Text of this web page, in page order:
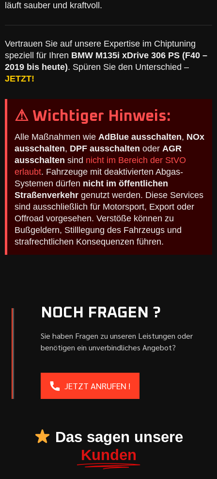
läuft sauber und kraftvoll.
Vertrauen Sie auf unsere Expertise im Chiptuning
speziell für Ihren BMW M135i xDrive 306 PS (F40 –
2019 bis heute). Spüren Sie den Unterschied –
JETZT!
⚠ Wichtiger Hinweis:
Alle Maßnahmen wie AdBlue ausschalten, NOx
ausschalten, DPF ausschalten oder AGR
ausschalten sind nicht im Bereich der StVO
erlaubt. Fahrzeuge mit deaktivierten Abgas-
Systemen dürfen nicht im öffentlichen
Straßenverkehr genutzt werden. Diese Services
sind ausschließlich für Motorsport, Export oder
Offroad vorgesehen. Verstöße können zu
Bußgeldern, Stilllegung des Fahrzeugs und
strafrechtlichen Konsequenzen führen.
NOCH FRAGEN ?
Sie haben Fragen zu unseren Leistungen oder
benötigen ein unverbindliches Angebot?
JETZT ANRUFEN !
Das sagen unsere
Kunden